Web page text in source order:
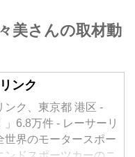
美さんの取材動
ンク
ンク、東京都 港区 -
」6.8万件 - レーサーリ
世界のモータースポー